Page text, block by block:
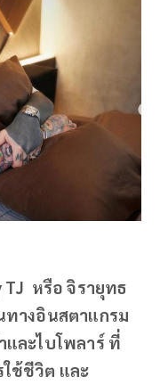
หรือ จิรายุทธ
ทางอินสตาแกรม
และไบโพลาร์ ที่
ช้ชีวิต และ